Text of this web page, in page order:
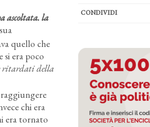
CONDIVIDI
ascoltata. la
quello che
si era poco
ritardati della
chi era
era tornato